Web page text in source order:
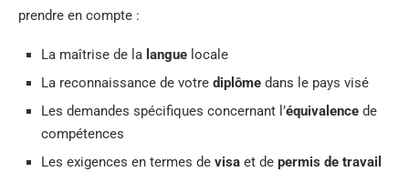
prendre en compte :
La maîtrise de la langue locale
La reconnaissance de votre diplôme dans le pays visé
Les demandes spécifiques concernant l’équivalence de
compétences
Les exigences en termes de visa et de permis de travail